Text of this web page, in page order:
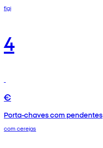
figi
4
€
Porta-chaves com pendentes
com cerejas